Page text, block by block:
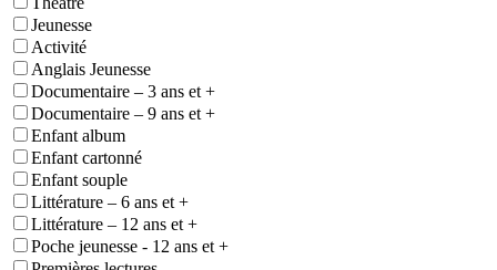
Jeunesse
Activité
Anglais Jeunesse
Documentaire – 3 ans et +
Documentaire – 9 ans et +
Enfant album
Enfant cartonné
Enfant souple
Littérature – 6 ans et +
Littérature – 12 ans et +
Poche jeunesse - 12 ans et +